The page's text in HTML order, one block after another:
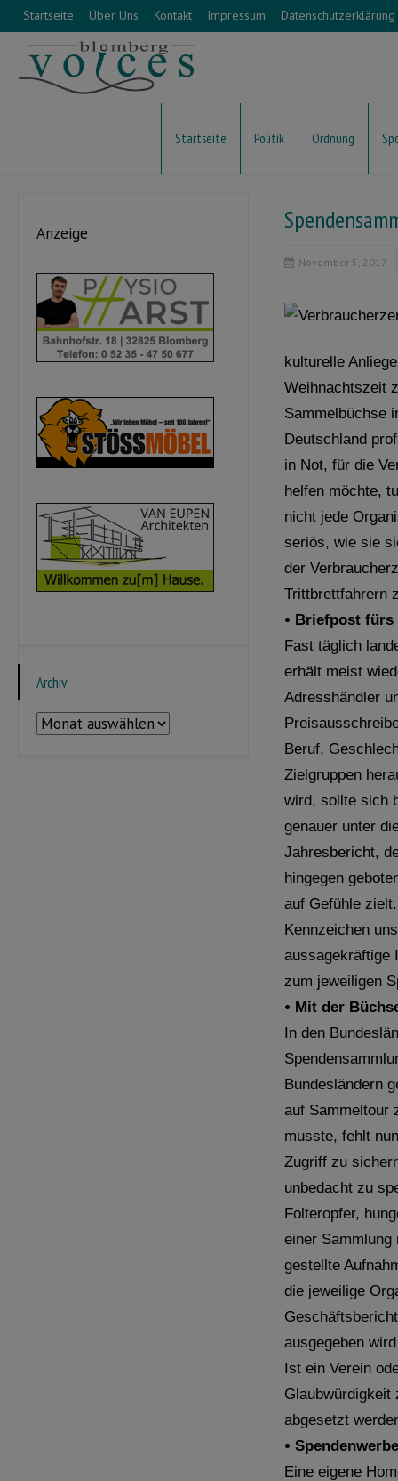
Startseite Über Uns Kontakt Impressum Datenschutzerklärung
Startseite Politik Ordnung
November 5, 2017
kulturelle
Weihnachtszeit
Sammelbüchse
Deutschland
in Not, für die
helfen möchte,
nicht jede
seriös, wie sie
der
Trittbrettfahrern
• Briefpost fürs
Fast täglich
erhält meist
Adresshändler
Beruf,
Zielgruppen
wird, sollte sich
genauer unter
Jahresbericht,
hingegen
auf Gefühle
Kennzeichen
aussagekräftige
zum jeweiligen
• Mit der
In den
Bundesländern
auf Sammeltour
musste, fehlt
Zugriff zu
unbedacht zu
Folteropfer,
einer Sammlung
gestellte
die jeweilige
ausgegeben
Ist ein Verein
Glaubwürdigkeit
abgesetzt
•
Eine eigene
Anzeige
Archiv
Archiv